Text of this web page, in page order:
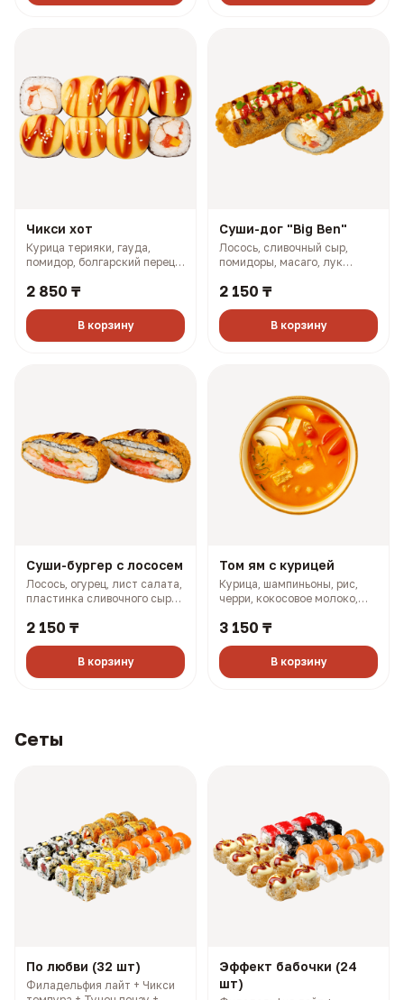
Чикси хот
Курица терияки, гауда,
помидор, болгарский перец,
гр, 660 ккал)
2 850 ₸
В корзину
Суши-дог "Big Ben"
Лосось, сливочный сыр,
помидоры, масаго, лук
гр, 773 ккал)
2 150 ₸
В корзину
Суши-бургер с лососем
Лосось, огурец, лист салата,
пластинка сливочного сыра,
боул (330 гр, 910 ккал)
2 150 ₸
В корзину
Том ям с курицей
Курица, шампиньоны, рис,
черри, кокосовое молоко,
3 150 ₸
В корзину
Сеты
По любви (32 шт)
Филадельфия лайт + Чикси
Эффект бабочки (24
шт)